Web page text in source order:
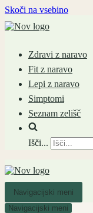
Skoči na vsebino
Zdravi z naravo
Fit z naravo
Lepi z naravo
Simptomi
Seznam zelišč
Išči...
Navigacijski meni
Navigacijski meni